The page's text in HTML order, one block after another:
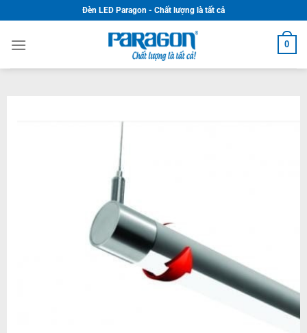
to
content
Đèn LED Paragon - Chất lượng là tất cả
0